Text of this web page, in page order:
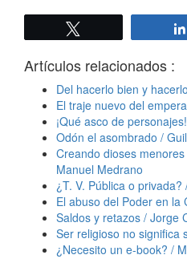
Artículos relacionados :
Del hacerlo bien y
El traje nuevo del
¡Qué asco de
Odón el asombrado /
Creando dioses
Manuel Medrano
¿T. V. Pública o
El abuso del Poder en la
Saldos y retazos / Jorge
Ser religioso no significa
¿Necesito un e-book? /